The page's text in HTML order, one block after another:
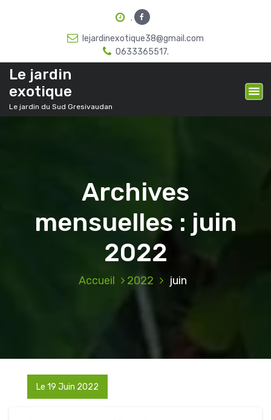
.
lejardinexotique38@gmail.com
0633365517.
Le jardin
exotique
Le jardin du Sud Gresivaudan
Archives
mensuelles : juin
2022
Accueil 2022 juin
Le 19 Juin 2022